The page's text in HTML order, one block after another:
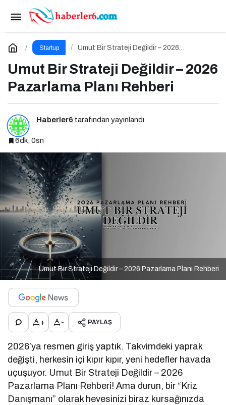
Startup
Umut Bir Strateji Değildir – 2026
Umut Bir Strateji Değildir – 2026
Pazarlama Planı Rehberi
Haberler6 tarafından yayınlandı
6dk, 0sn
Umut Bir Strateji Değildir – 2026 Pazarlama Planı Rehberi
+ - PAYLAŞ
2026’ya resmen giriş yaptık. Takvimdeki yaprak
değişti, herkesin içi kıpır kıpır, yeni hedefler havada
uçuşuyor. Umut Bir Strateji Değildir – 2026
Pazarlama Planı Rehberi! Ama durun, bir “Kriz
Danışmanı” olarak hevesinizi biraz kursağınızda
Teknoloji ve Kariyer Zirvesi 5 Ocak 2026’da!
Yorum Yap